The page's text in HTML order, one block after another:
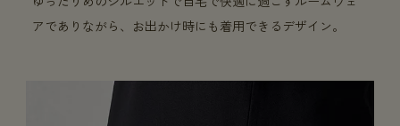
アでありながら、お出かけ時にも着用できるデザイン。